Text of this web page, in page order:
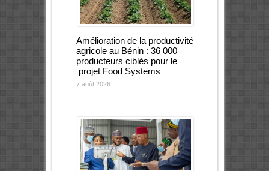
Amélioration de la productivité
agricole au Bénin : 36 000
producteurs ciblés pour le
projet Food Systems
7 août 2026